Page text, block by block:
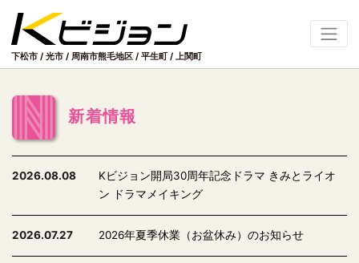
下松市 / 光市 / 周南市熊毛地区/ 平生町 / 上関町
新着情報
2026.08.08
Kビジョン開局30周年記念ドラマ きみとライオ
ン ドラマメイキング
2026.07.27 2026年夏季休業（お盆休み）のお知らせ